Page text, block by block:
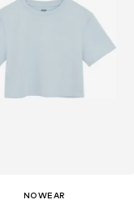
NOWEAR